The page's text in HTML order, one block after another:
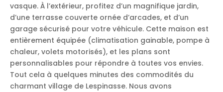
vasque. À l’extérieur, profitez d’un magnifique jardin,
d’une terrasse couverte ornée d’arcades, et d’un
garage sécurisé pour votre véhicule. Cette maison est
entièrement équipée (climatisation gainable, pompe à
chaleur, volets motorisés), et les plans sont
personnalisables pour répondre à toutes vos envies.
Tout cela à quelques minutes des commodités du
charmant village de Lespinasse. Nous avons